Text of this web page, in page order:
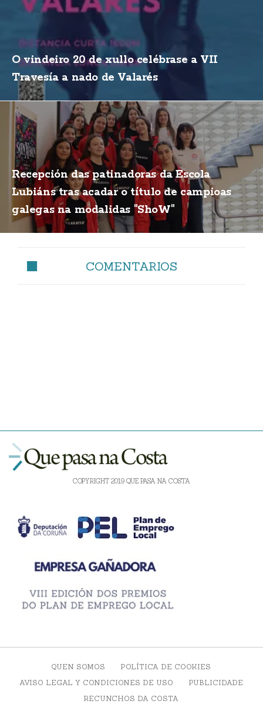
O vindeiro 20 de xullo celébrase a VII
Travesía a nado de Valarés
Recepción das patinadoras da Escola
Lubiáns tras acadar o título de campioas
galegas na modalidas "ShoW"
COMENTARIOS
COPYRIGHT 2019 QUE PASA NA COSTA
QUEN SOMOS
POLÍTICA DE COOKIES
AVISO LEGAL Y CONDICIONES DE USO
PUBLICIDADE
RECUNCHOS DA COSTA